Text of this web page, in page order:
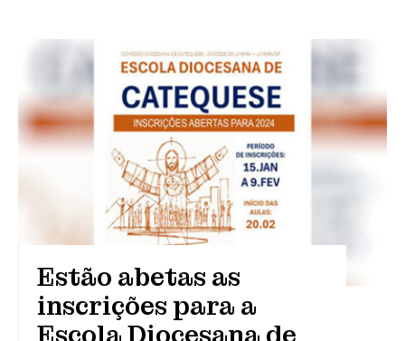
Estão abetas as
inscrições para a